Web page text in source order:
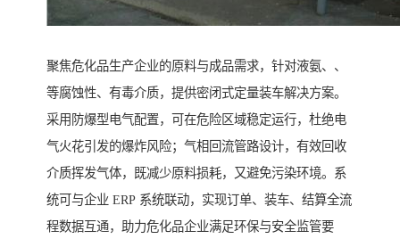
聚焦危化品生产企业的原料与成品需求，针对液氨、、
等腐蚀性、有毒介质，提供密闭式定量装车解决方案。
采用防爆型电气配置，可在危险区域稳定运行，杜绝电
气火花引发的爆炸风险；气相回流管路设计，有效回收
介质挥发气体，既减少原料损耗，又避免污染环境。系
统可与企业 ERP 系统联动，实现订单、装车、结算全流
程数据互通，助力危化品企业满足环保与安全监管要